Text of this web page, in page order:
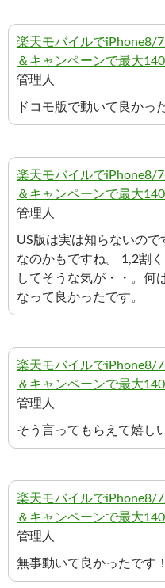
楽天モバイルでiPhone8/
＆キャンペーンで最大
管理人
ドコモ版で動いて良かっ
楽天モバイルでiPhone8/
＆キャンペーンで最大
管理人
US版は実は知らないの
なのかもですね。 1,2割
してそうな気が・・。何
なって良かったです。
楽天モバイルでiPhone8/
＆キャンペーンで最大
管理人
そう言ってもらえて嬉し
楽天モバイルでiPhone8/
＆キャンペーンで最大
管理人
無事動いて良かったです！